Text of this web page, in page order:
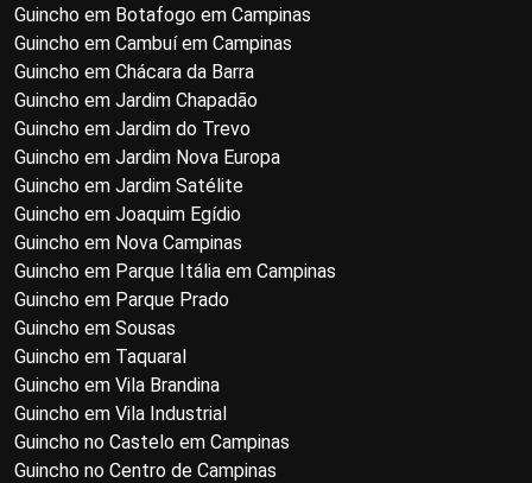
Guincho em Botafogo em Campinas
Guincho em Cambuí em Campinas
Guincho em Chácara da Barra
Guincho em Jardim Chapadão
Guincho em Jardim do Trevo
Guincho em Jardim Nova Europa
Guincho em Jardim Satélite
Guincho em Joaquim Egídio
Guincho em Nova Campinas
Guincho em Parque Itália em Campinas
Guincho em Parque Prado
Guincho em Sousas
Guincho em Taquaral
Guincho em Vila Brandina
Guincho em Vila Industrial
Guincho no Castelo em Campinas
Guincho no Centro de Campinas